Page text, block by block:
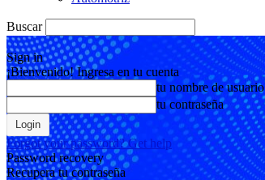
Buscar
Sign in
¡Bienvenido! Ingresa en tu cuenta
tu nombre de usuario
tu contraseña
Forgot your password? Get help
Password recovery
Recupera tu contraseña